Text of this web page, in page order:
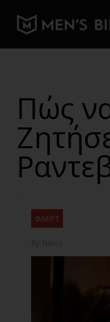
Πώς
ΦΛΕΡΤ